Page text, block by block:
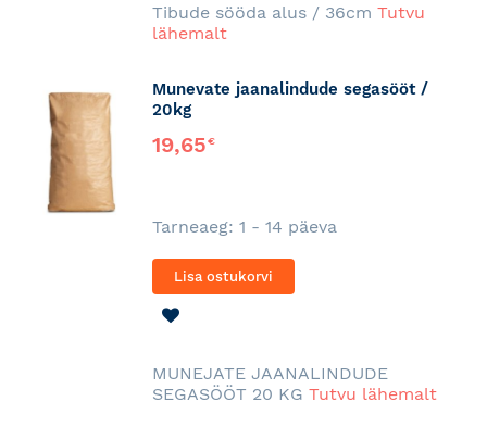
Tibude sööda alus / 36cm Tutvu
lähemalt
Munevate jaanalindude segasööt /
20kg
19,65€
Tarneaeg: 1 - 14 päeva
Lisa ostukorvi
MUNEJATE JAANALINDUDE
SEGASÖÖT 20 KG Tutvu lähemalt